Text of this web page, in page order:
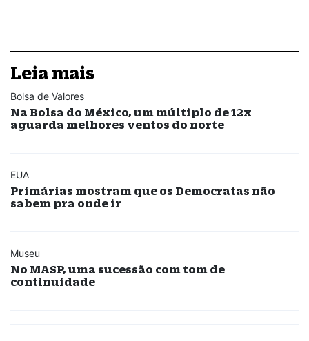
Leia mais
Bolsa de Valores
Na Bolsa do México, um múltiplo de 12x
aguarda melhores ventos do norte
EUA
Primárias mostram que os Democratas não
sabem pra onde ir
Museu
No MASP, uma sucessão com tom de
continuidade